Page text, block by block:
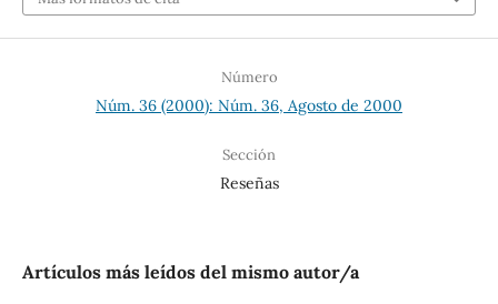
Número
Núm. 36 (2000): Núm. 36, Agosto de 2000
Sección
Reseñas
Artículos más leídos del mismo autor/a